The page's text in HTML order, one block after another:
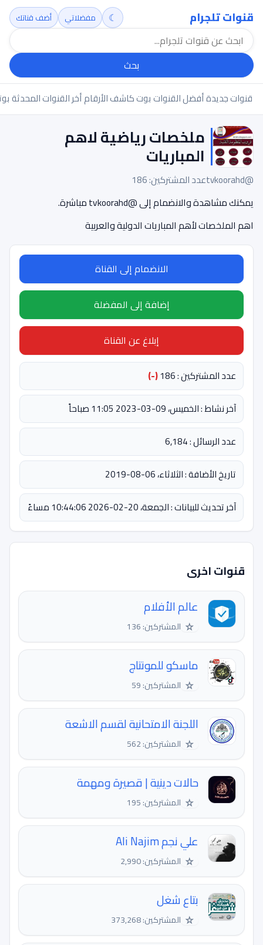
قنوات تلجرام
بحث
☾ مفضلاتي أضف قناتك
قنوات جديدةأفضل القنواتبوت كاشف الأرقامأخر القنوات المحدثة
ملخصات رياضية لاهم
المباريات
@tvkoorahd
عدد المشتركين: 186
يمكنك مشاهدة والانضمام إلى @tvkoorahd مباشرة.
اهم الملخصات لأهم المباريات الدولية والعربية
الانضمام إلى القناة
إضافة إلى المفضلة
إبلاغ عن القناة
عدد المشتركين : 186
(-)
آخر نشاط : الخميس، 09-03-2023 11:05 صباحاً
عدد الرسائل : 6,184
تاريخ الأضافة : الثلاثاء، 06-08-2019
آخر تحديث للبيانات : الجمعة، 20-02-2026 10:44:06 مساءً
قنوات اخرى
عالم الأفلام
☆ المشتركين: 136
ماسكو للمونتاج
☆ المشتركين: 59
اللجنة الامتحانية لقسم الاشعة
☆ المشتركين: 562
حالات دينية | قصيرة ومهمة
☆ المشتركين: 195
علي نجم Ali Najim
☆ المشتركين: 2,990
بتاع شغل
☆ المشتركين: 373,268